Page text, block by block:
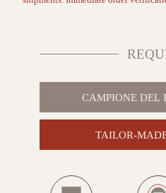
CAMPIONE DEL
TAILOR-